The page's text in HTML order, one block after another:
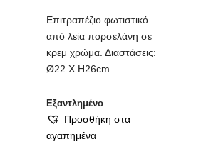
Επιτραπέζιο φωτιστικό
από λεία πορσελάνη σε
κρεμ χρώμα. Διαστάσεις:
Ø22 Χ H26cm.
Εξαντλημένο
Προσθήκη στα
αγαπημένα